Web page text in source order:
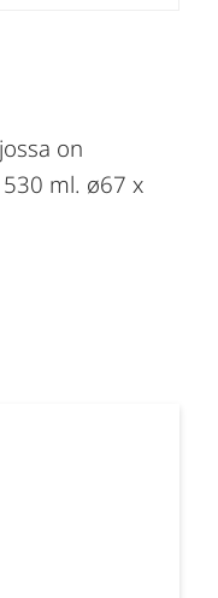
on
ml. ø67 x